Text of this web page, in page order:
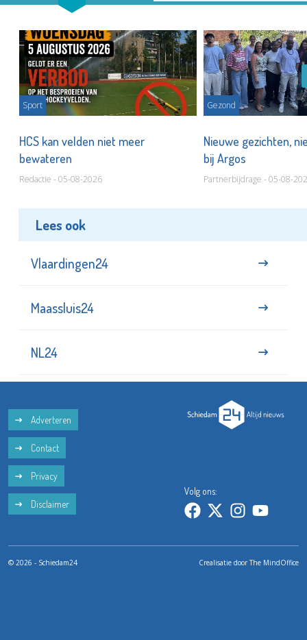
Sport
HCS kan velden niet meer
bewateren
Redactie - 05-08-2026
Gezond
Nieuwe gezichten,
bij Argos
Partnerbijdrage - 05-08-
Lees ook
Vlaardingen24
Maassluis24
NL24
Adverteren
Contact
Privacy
Disclaimer
Volg ons:
© 2026 - Schiedam24 Crealisatie doorThe MindOffice